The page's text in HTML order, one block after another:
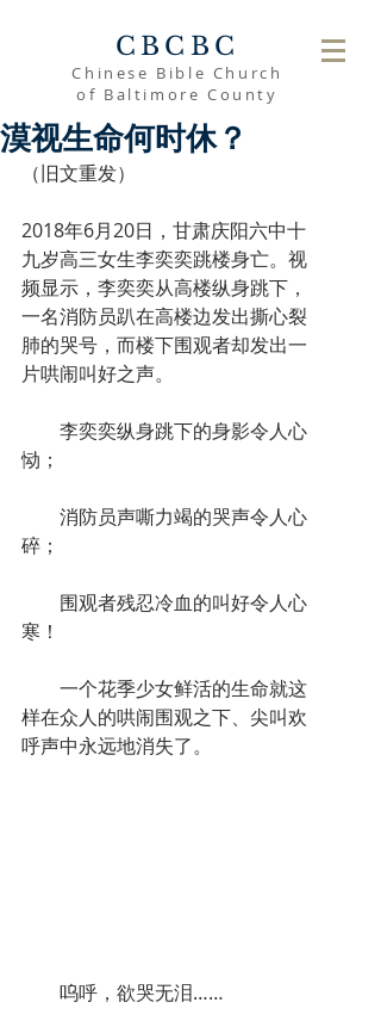
CBCBC
Chinese Bible Church
of Baltimore County
漠视生命何时休？
（旧文重发）
2018年6月20日，甘肃庆阳六中十
九岁高三女生李奕奕跳楼身亡。视
频显示，李奕奕从高楼纵身跳下，
一名消防员趴在高楼边发出撕心裂
肺的哭号，而楼下围观者却发出一
片哄闹叫好之声。
李奕奕纵身跳下的身影令人心
恸；
消防员声嘶力竭的哭声令人心
碎；
围观者残忍冷血的叫好令人心
寒！
一个花季少女鲜活的生命就这
样在众人的哄闹围观之下、尖叫欢
呼声中永远地消失了。
呜呼，欲哭无泪……